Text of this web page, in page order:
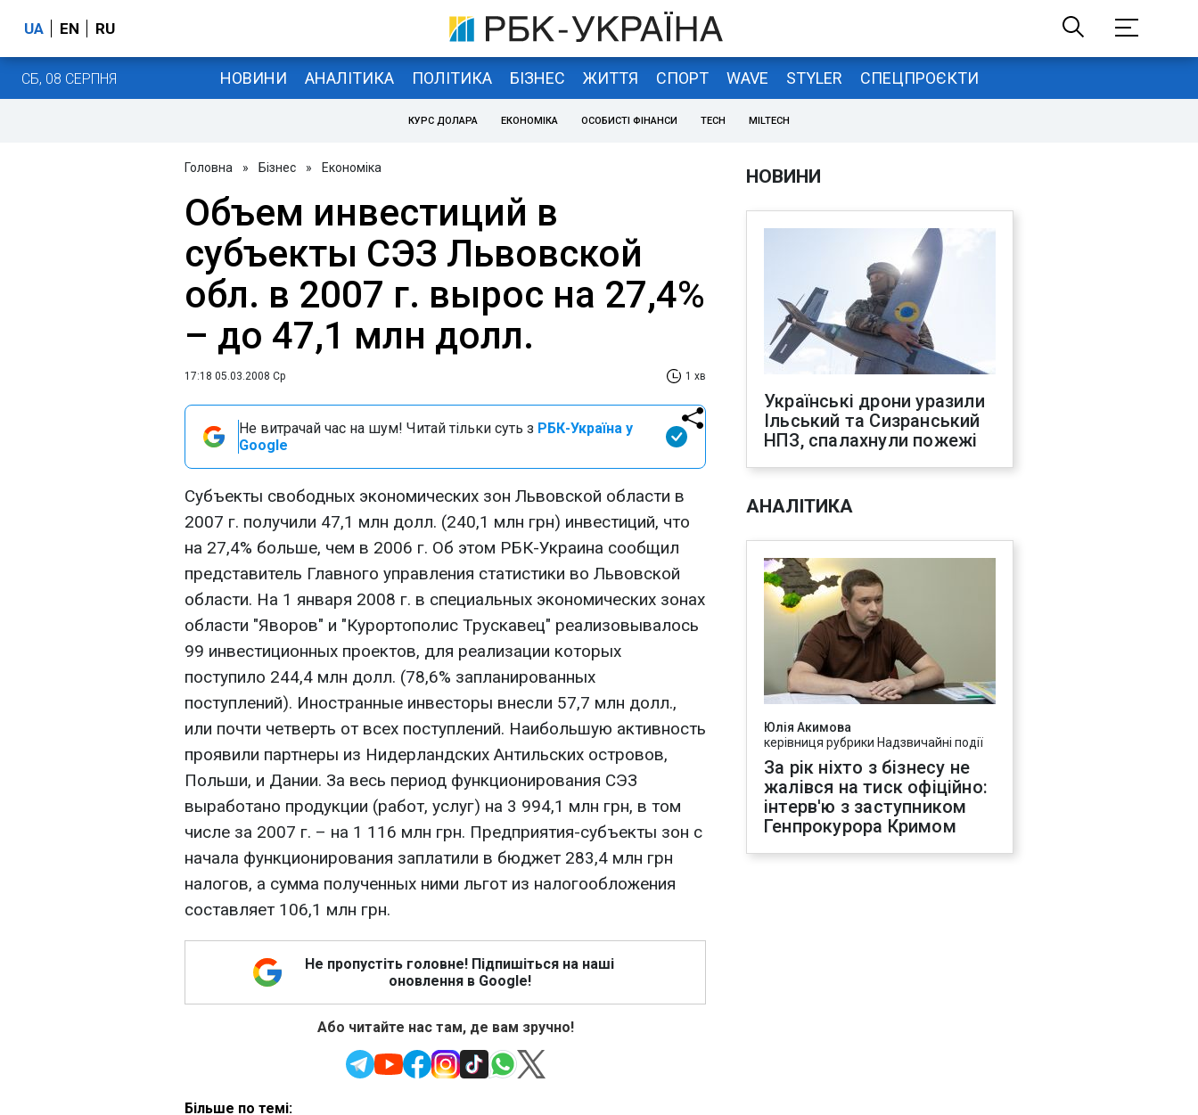
UA EN RU
СБ, 08 СЕРПНЯ НОВИНИ АНАЛІТИКА ПОЛІТИКА БІЗНЕС ЖИТТЯ СПОРТ WAVE STYLER СПЕЦПРОЄКТИ
КУРС ДОЛАРА ЕКОНОМІКА ОСОБИСТІ ФІНАНСИ TECH MILTECH
Головна » Бізнес » Економіка
Объем инвестиций в
субъекты СЭЗ Львовской
обл. в 2007 г. вырос на 27,4%
– до 47,1 млн долл.
17:18 05.03.2008 Ср 1 хв
Не витрачай час на шум! Читай тільки суть з РБК-Україна у
Google
Субъекты свободных экономических зон Львовской области в
2007 г. получили 47,1 млн долл. (240,1 млн грн) инвестиций, что
на 27,4% больше, чем в 2006 г. Об этом РБК-Украина сообщил
представитель Главного управления статистики во Львовской
области. На 1 января 2008 г. в специальных экономических зонах
области "Яворов" и "Курортополис Трускавец" реализовывалось
99 инвестиционных проектов, для реализации которых
поступило 244,4 млн долл. (78,6% запланированных
поступлений). Иностранные инвесторы внесли 57,7 млн долл.,
или почти четверть от всех поступлений. Наибольшую активность
проявили партнеры из Нидерландских Антильских островов,
Польши, и Дании. За весь период функционирования СЭЗ
выработано продукции (работ, услуг) на 3 994,1 млн грн, в том
числе за 2007 г. – на 1 116 млн грн. Предприятия-субъекты зон с
начала функционирования заплатили в бюджет 283,4 млн грн
налогов, а сумма полученных ними льгот из налогообложения
составляет 106,1 млн грн.
Не пропустіть головне! Підпишіться на наші
оновлення в Google!
Або читайте нас там, де вам зручно!
Більше по темі:
НОВИНИ
Українські дрони уразили
Ільський та Сизранський
НПЗ, спалахнули пожежі
АНАЛІТИКА
Юлія Акимова
керівниця рубрики Надзвичайні події
За рік ніхто з бізнесу не
жалівся на тиск офіційно:
інтерв'ю з заступником
Генпрокурора Кримом